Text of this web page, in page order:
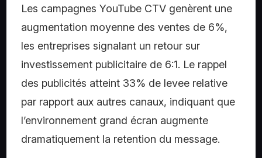
Les campagnes YouTube CTV genèrent une
augmentation moyenne des ventes de 6%,
les entreprises signalant un retour sur
investissement publicitaire de 6:1. Le rappel
des publicités atteint 33% de levee relative
par rapport aux autres canaux, indiquant que
l’environnement grand écran augmente
dramatiquement la retention du message.